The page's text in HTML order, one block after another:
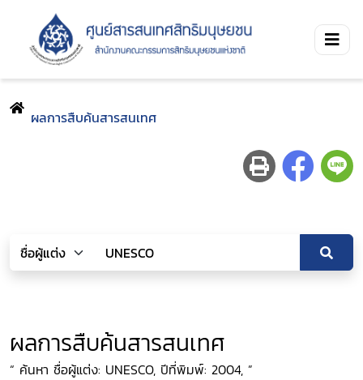
ผลการสืบค้นสารสนเทศ
ผลการสืบค้นสารสนเทศ
“ ค้นหา ชื่อผู้แต่ง: UNESCO, ปีที่พิมพ์: 2004, ”